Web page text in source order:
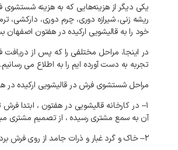
یکی دیگر از هزینه‌هایی که به هزینه شستشوی
ریشه زنی، شیرازه دوری، چرم دوری، دارکشی،
خود را به قالیشویی ارکیده در هفتون اصفهان
در اینجا، مراحل مختلفی را که پس از دریافت
تجربه به دست آورده ایم رابه اطلاع می رسانیم.
مراحل شستشوی فرش در قالیشویی ارکیده در
۱– در کارخانه قالیشویی در هفتون ، ابتدا فرش
آن به سمع مشتری رسیده ، از تصمیم مشتری
۲–خاک و گرد غبار و ذرات جامد از روی فرش